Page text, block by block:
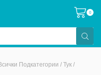
0
Подкатегории / Тук /